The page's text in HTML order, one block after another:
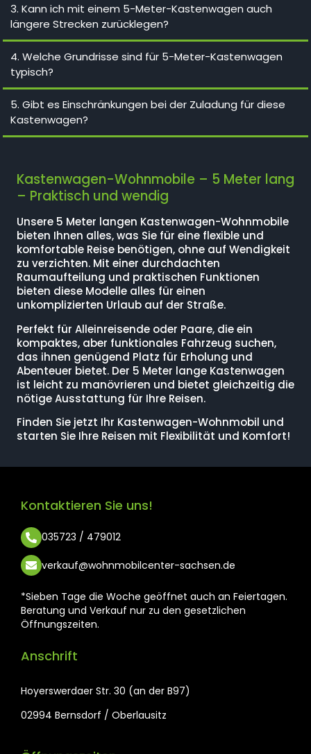
3. Kann ich mit einem 5-Meter-Kastenwagen auch
längere Strecken zurücklegen?
4. Welche Grundrisse sind für 5-Meter-Kastenwagen
typisch?
5. Gibt es Einschränkungen bei der Zuladung für diese
Kastenwagen?
Kastenwagen-Wohnmobile – 5 Meter lang
– Praktisch und wendig
Unsere 5 Meter langen Kastenwagen-Wohnmobile
bieten Ihnen alles, was Sie für eine flexible und
komfortable Reise benötigen, ohne auf Wendigkeit
zu verzichten. Mit einer durchdachten
Raumaufteilung und praktischen Funktionen
bieten diese Modelle alles für einen
unkomplizierten Urlaub auf der Straße.
Perfekt für Alleinreisende oder Paare, die ein
kompaktes, aber funktionales Fahrzeug suchen,
das ihnen genügend Platz für Erholung und
Abenteuer bietet. Der 5 Meter lange Kastenwagen
ist leicht zu manövrieren und bietet gleichzeitig die
nötige Ausstattung für Ihre Reisen.
Finden Sie jetzt Ihr Kastenwagen-Wohnmobil und
starten Sie Ihre Reisen mit Flexibilität und Komfort!
Kontaktieren Sie uns!
035723 / 479012
verkauf@wohnmobilcenter-sachsen.de
*Sieben Tage die Woche geöffnet auch an Feiertagen.
Beratung und Verkauf nur zu den gesetzlichen
Öffnungszeiten.
Anschrift
Hoyerswerdaer Str. 30 (an der B97)
02994 Bernsdorf / Oberlausitz